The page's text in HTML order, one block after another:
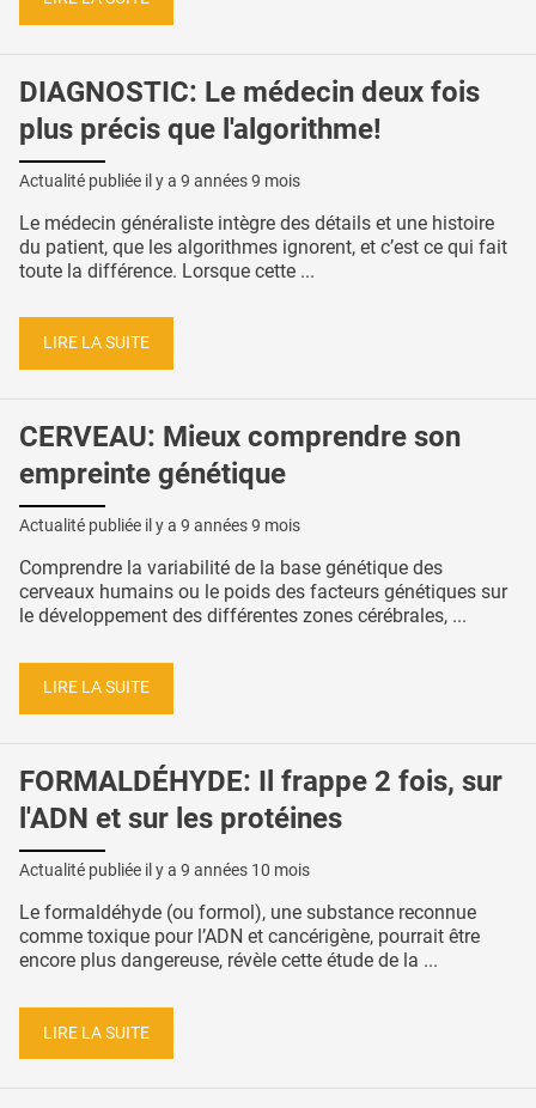
DIAGNOSTIC: Le médecin deux fois
plus précis que l'algorithme!
Actualité publiée il y a 9 années 9 mois
Le médecin généraliste intègre des détails et une histoire
du patient, que les algorithmes ignorent, et c’est ce qui fait
toute la différence. Lorsque cette ...
LIRE LA SUITE
CERVEAU: Mieux comprendre son
empreinte génétique
Actualité publiée il y a 9 années 9 mois
Comprendre la variabilité de la base génétique des
cerveaux humains ou le poids des facteurs génétiques sur
le développement des différentes zones cérébrales, ...
LIRE LA SUITE
FORMALDÉHYDE: Il frappe 2 fois, sur
l'ADN et sur les protéines
Actualité publiée il y a 9 années 10 mois
Le formaldéhyde (ou formol), une substance reconnue
comme toxique pour l’ADN et cancérigène, pourrait être
encore plus dangereuse, révèle cette étude de la ...
LIRE LA SUITE